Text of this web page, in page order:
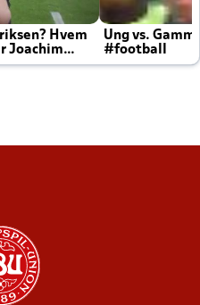
Hvem
Joachim
Ung vs.
#football